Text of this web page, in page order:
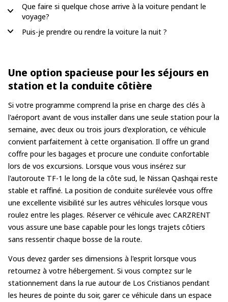
Que faire si quelque chose arrive à la voiture pendant le
voyage?
Puis-je prendre ou rendre la voiture la nuit ?
Une option spacieuse pour les séjours en
station et la conduite côtière
Si votre programme comprend la prise en charge des clés à
l'aéroport avant de vous installer dans une seule station pour la
semaine, avec deux ou trois jours d'exploration, ce véhicule
convient parfaitement à cette organisation. Il offre un grand
coffre pour les bagages et procure une conduite confortable
lors de vos excursions. Lorsque vous vous insérez sur
l'autoroute TF-1 le long de la côte sud, le Nissan Qashqai reste
stable et raffiné. La position de conduite surélevée vous offre
une excellente visibilité sur les autres véhicules lorsque vous
roulez entre les plages. Réserver ce véhicule avec CARZRENT
vous assure une base capable pour les longs trajets côtiers
sans ressentir chaque bosse de la route.
Vous devez garder ses dimensions à l'esprit lorsque vous
retournez à votre hébergement. Si vous comptez sur le
stationnement dans la rue autour de Los Cristianos pendant
les heures de pointe du soir, garer ce véhicule dans un espace